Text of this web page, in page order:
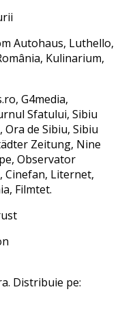
Autohaus, Luthello,
Kulinarium,
G4media,
Sfatului, Sibiu
de Sibiu, Sibiu
Zeitung, Nine
Observator
Cinefan, Liternet,
Filmtet.
Distribuie pe: